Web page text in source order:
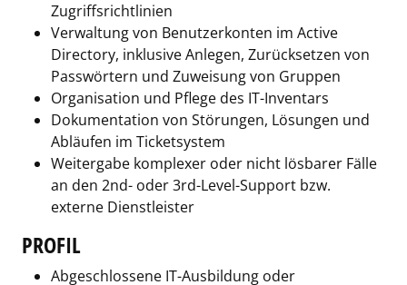
Zugriffsrichtlinien
Verwaltung von Benutzerkonten im Active
Directory, inklusive Anlegen, Zurücksetzen von
Passwörtern und Zuweisung von Gruppen
Organisation und Pflege des IT-Inventars
Dokumentation von Störungen, Lösungen und
Abläufen im Ticketsystem
Weitergabe komplexer oder nicht lösbarer Fälle
an den 2nd- oder 3rd-Level-Support bzw.
externe Dienstleister
PROFIL
Abgeschlossene IT-Ausbildung oder